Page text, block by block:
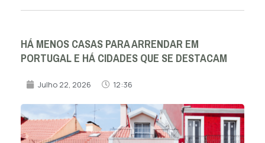
HÁ MENOS CASAS PARA ARRENDAR EM
PORTUGAL E HÁ CIDADES QUE SE DESTACAM
Julho 22, 2026 12:36